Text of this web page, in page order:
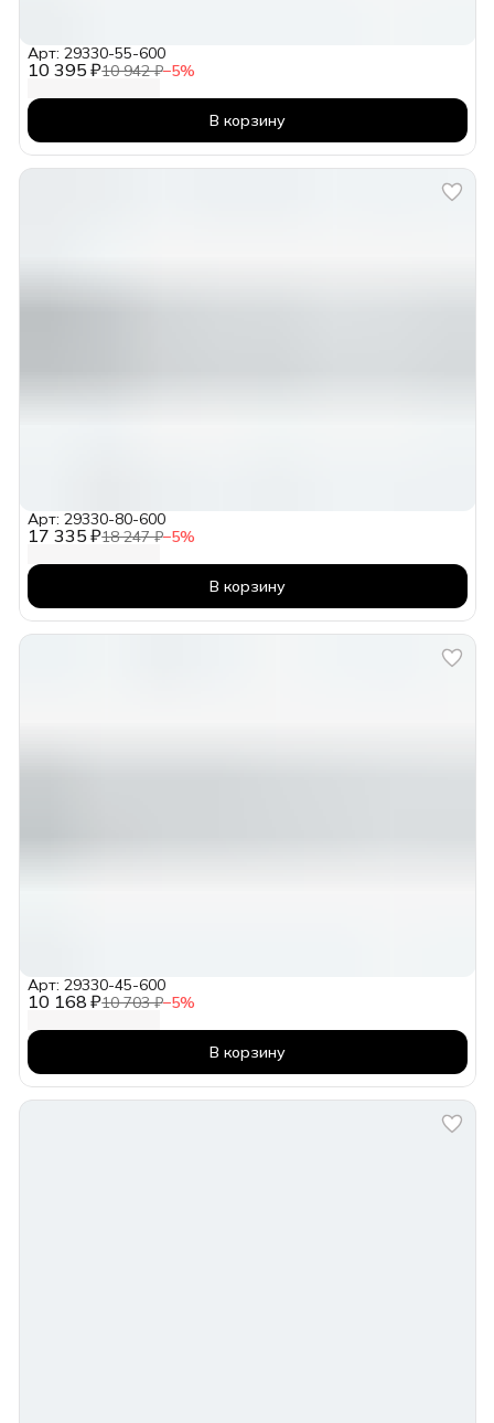
10 395 ₽10 942 ₽−5%
Арт: 29330-55-600
В корзину
17 335 ₽18 247 ₽−5%
Арт: 29330-80-600
В корзину
10 168 ₽10 703 ₽−5%
Арт: 29330-45-600
В корзину